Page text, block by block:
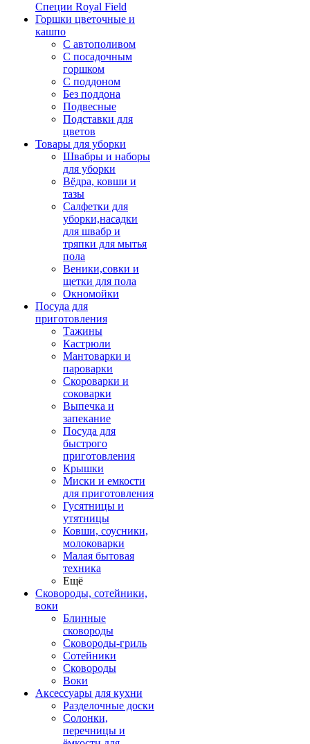
Специи Royal Field
Горшки цветочные и
кашпо
С автополивом
С посадочным
горшком
С поддоном
Без поддона
Подвесные
Подставки для
цветов
Товары для уборки
Швабры и наборы
для уборки
Вёдра, ковши и
тазы
Салфетки для
уборки,насадки
для швабр и
тряпки для мытья
пола
Веники,совки и
щетки для пола
Окномойки
Посуда для
приготовления
Тажины
Кастрюли
Мантоварки и
пароварки
Скороварки и
соковарки
Выпечка и
запекание
Посуда для
быстрого
приготовления
Крышки
Миски и емкости
для приготовления
Гусятницы и
утятницы
Ковши, соусники,
молоковарки
Малая бытовая
техника
Ещё
Сковороды, сотейники,
воки
Блинные
сковороды
Сковороды-гриль
Сотейники
Сковороды
Воки
Аксессуары для кухни
Разделочные доски
Солонки,
перечницы и